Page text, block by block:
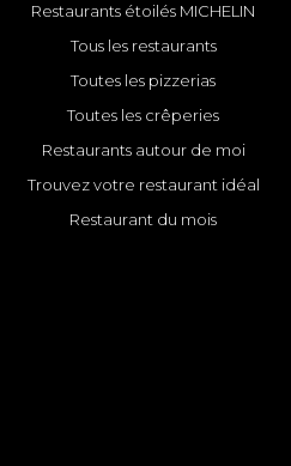
Restaurants étoilés MICHELIN
Tous les restaurants
Toutes les pizzerias
Toutes les crêperies
Restaurants autour de moi
Trouvez votre restaurant idéal
Restaurant du mois